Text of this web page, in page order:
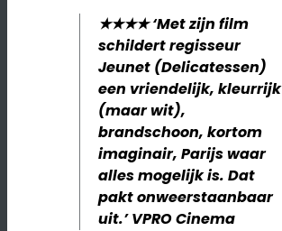
★★★★ ‘Met zijn film
schildert regisseur
Jeunet (Delicatessen)
een vriendelijk, kleurrijk
(maar wit),
brandschoon, kortom
imaginair, Parijs waar
alles mogelijk is. Dat
pakt onweerstaanbaar
uit.’ VPRO Cinema